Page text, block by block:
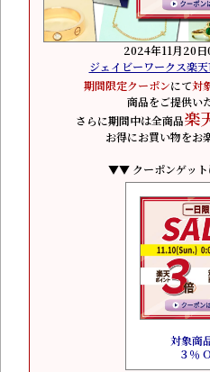
2024年11月20
ジェイビーワークス楽
期間限定クーポンにて対
商品をご提供い
さらに期間中は全商品楽
お得にお買い物をお
▼▼ クーポンゲッ
対象商
３％